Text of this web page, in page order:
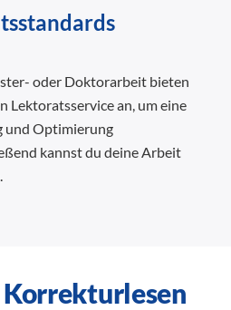
oder Doktorarbeit bieten
Lektoratsservice an, um eine
und Optimierung
kannst du deine Arbeit